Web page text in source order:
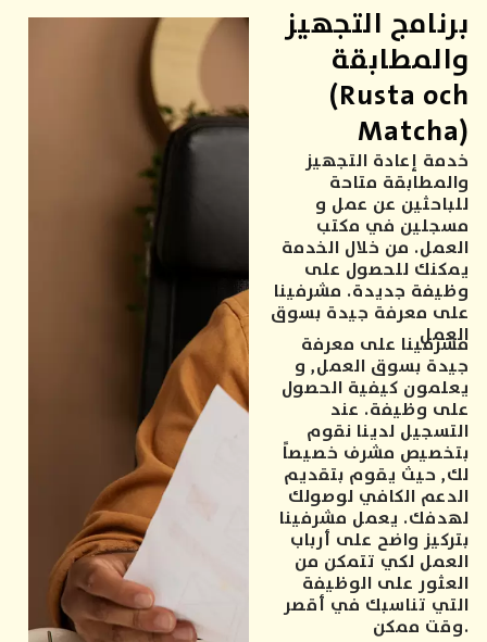
برنامج التجهيز
والمطابقة
(Rusta och
Matcha)
خدمة إعادة التجهيز
والمطابقة متاحة
للباحثين عن عمل و
مسجلين في مكتب
العمل. من خلال الخدمة
يمكنك للحصول على
وظيفة جديدة. مشرفينا
على معرفة جيدة بسوق
العمل
مشرفينا على معرفة
جيدة بسوق العمل, و
يعلمون كيفية الحصول
على وظيفة. عند
التسجيل لدينا نقوم
بتخصيص مشرف خصيصاً
لك, حيث يقوم بتقديم
الدعم الكافي لوصولك
لهدفك. يعمل مشرفينا
بتركيز واضح على أرباب
العمل لكي تتمكن من
العثور على الوظيفة
التي تناسبك في أقصر
وقت ممكن.